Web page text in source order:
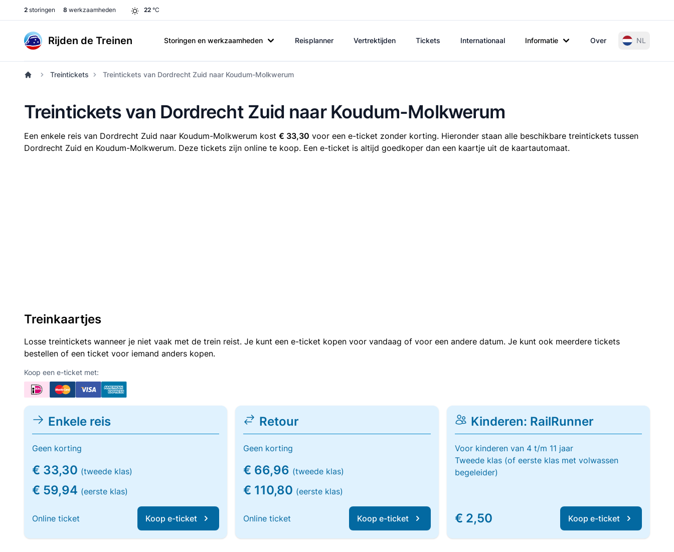
2 storingen 8 werkzaamheden 22 °C
Rijden de Treinen Storingen en werkzaamheden Reisplanner Vertrektijden Tickets Internationaal Informatie Over NL
Treintickets Treintickets van Dordrecht Zuid naar Koudum-Molkwerum
Treintickets van Dordrecht Zuid naar Koudum-Molkwerum
Een enkele reis van Dordrecht Zuid naar Koudum-Molkwerum kost € 33,30 voor een e-ticket zonder korting. Hieronder staan alle beschikbare treintickets tussen
Dordrecht Zuid en Koudum-Molkwerum. Deze tickets zijn online te koop. Een e-ticket is altijd goedkoper dan een kaartje uit de kaartautomaat.
Treinkaartjes
Losse treintickets wanneer je niet vaak met de trein reist. Je kunt een e-ticket kopen voor vandaag of voor een andere datum. Je kunt ook meerdere tickets
bestellen of een ticket voor iemand anders kopen.
Koop een e-ticket met:
Enkele reis
Geen korting
€ 33,30 (tweede klas)
€ 59,94 (eerste klas)
Online ticket Koop e-ticket
Retour
Geen korting
€ 66,96 (tweede klas)
€ 110,80 (eerste klas)
Online ticket Koop e-ticket
Kinderen: RailRunner
Voor kinderen van 4 t/m 11 jaar
Tweede klas (of eerste klas met volwassen
begeleider)
€ 2,50 Koop e-ticket